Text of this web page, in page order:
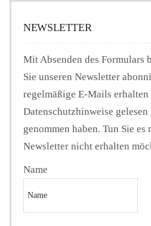
NEWSLETTER
Mit Absenden des Formulars
Sie unseren Newsletter
regelmäßige E-Mails
Datenschutzhinweise
genommen haben. Tun Sie es
Newsletter nicht erhalten
Name